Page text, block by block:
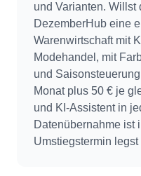
und Varianten. Willst
DezemberHub eine
Warenwirtschaft mit
Modehandel, mit
und
Monat plus 50 € je
und KI-Assistent in
Datenübernahme ist
Umstiegstermin legst